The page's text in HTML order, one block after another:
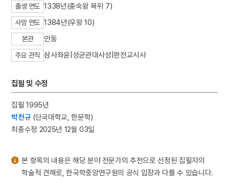
8 강화도조약
9 관미령전투
10
출생 연도 1338년(충숙왕 복위 7)
사망 연도 1384년(우왕 10)
본관 안동
주요 관직 삼사좌윤|성균관대사성|판전교시사
집필 및 수정
집필 1995년
박천규 (단국대학교, 한문학)
최종수정 2025년 12월 03일
본 항목의 내용은 해당 분야 전문가의 추천으로 선정된 집필자의
학술적 견해로, 한국학중앙연구원의 공식 입장과 다를 수 있습니다.